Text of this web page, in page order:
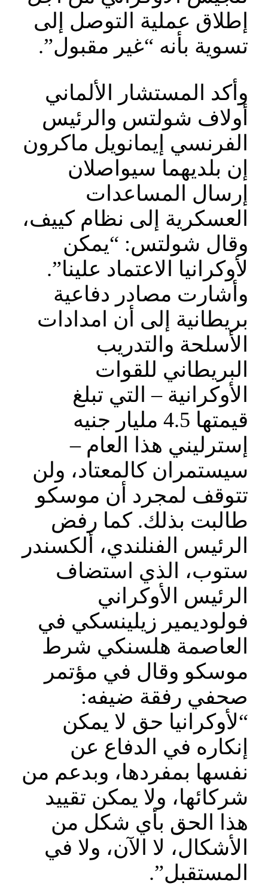
إطلاق عملية التوصل إلى
تسوية بأنه “غير مقبول”.
وأكد المستشار الألماني
أولاف شولتس والرئيس
الفرنسي إيمانويل ماكرون
إن بلديهما سيواصلان
إرسال المساعدات
العسكرية إلى نظام كييف،
وقال شولتس: “يمكن
لأوكرانيا الاعتماد علينا”.
وأشارت مصادر دفاعية
بريطانية إلى أن امدادات
الأسلحة والتدريب
البريطاني للقوات
الأوكرانية – التي تبلغ
قيمتها 4.5 مليار جنيه
إسترليني هذا العام –
سيستمران كالمعتاد، ولن
تتوقف لمجرد أن موسكو
طالبت بذلك. كما رفض
الرئيس الفنلندي، ألكسندر
ستوب، الذي استضاف
الرئيس الأوكراني
فولوديمير زيلينسكي في
العاصمة هلسنكي شرط
موسكو وقال في مؤتمر
صحفي رفقة ضيفه:
“لأوكرانيا حق لا يمكن
إنكاره في الدفاع عن
نفسها بمفردها، وبدعم من
شركائها، ولا يمكن تقييد
هذا الحق بأي شكل من
الأشكال، لا الآن، ولا في
المستقبل”.